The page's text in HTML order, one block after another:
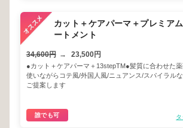
カット＋ケアパーマ＋プレミア
ートメント
34,600円 → 23,500円
●カット＋ケアパーマ＋13stepTM●髪質に合わせた
使いながらコテ風/外国人風/ニュアンス/スパイラル
ご提案します
誰でも可